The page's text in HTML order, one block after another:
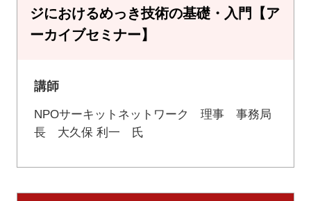
ジにおけるめっき技術の基礎・入門【ア
ーカイブセミナー】
講師
NPOサーキットネットワーク 理事 事務局
長 大久保 利一 氏